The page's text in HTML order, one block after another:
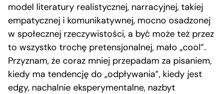
model literatury realistycznej, narracyjnej, takiej
empatycznej i komunikatywnej, mocno osadzonej
w społecznej rzeczywistości, a być może też przez
to wszystko trochę pretensjonalnej, mało „cool”.
Przyznam, że coraz mniej przepadam za pisaniem,
kiedy ma tendencję do „odpływania”, kiedy jest
edgy, nachalnie eksperymentalne, nazbyt